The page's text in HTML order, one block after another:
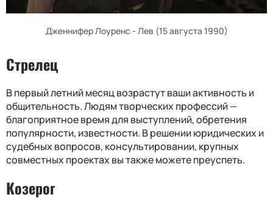
Дженнифер Лоуренс - Лев (15 августа 1990)
Стрелец
В первый летний месяц возрастут ваши активность и
общительность. Людям творческих профессий —
благоприятное время для выступлений, обретения
популярности, известности. В решении юридических и
судебных вопросов, консультировании, крупных
совместных проектах вы также можете преуспеть.
Козерог